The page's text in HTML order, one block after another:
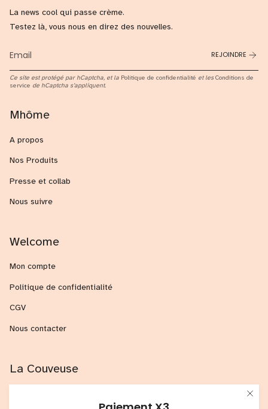
La news cool qui passe crème.
Testez là, vous nous en direz des nouvelles.
REJOINDRE
Ce site est protégé par hCaptcha, et la Politique de confidentialité et lesConditions de
service de hCaptcha s’appliquent.
Mhôme
A propos
Nos Produits
Presse et collab
Nous suivre
Welcome
Mon compte
Politique de confidentialité
CGV
Nous contacter
La Couveuse